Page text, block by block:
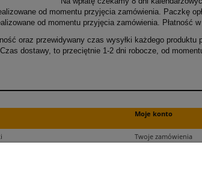
od momentu przyjęcia zamówienia. Paczkę
od momentu przyjęcia zamówienia. Płatność
oraz przewidywany czas wysyłki każdego produktu
Czas dostawy, to przeciętnie 1-2 dni robocze, od
Moje konto
Twoje zamówienia